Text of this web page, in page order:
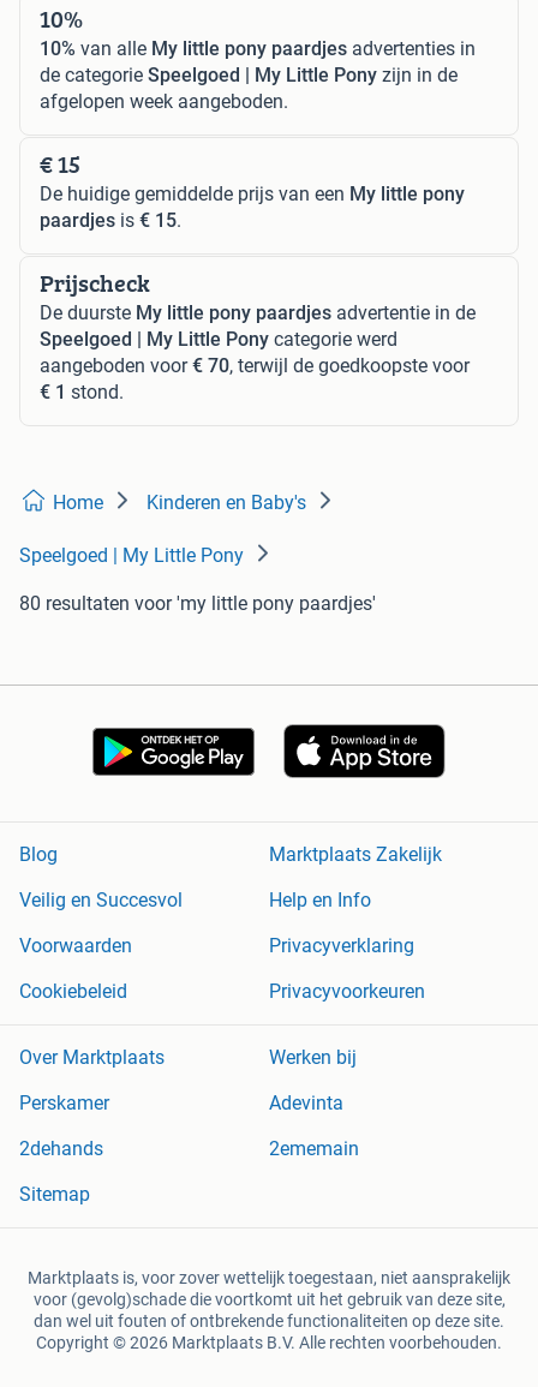
10%
10% van alle My little pony paardjes advertenties in
de categorie Speelgoed | My Little Pony zijn in de
afgelopen week aangeboden.
€ 15
De huidige gemiddelde prijs van een My little pony
paardjes is € 15.
Prijscheck
De duurste My little pony paardjes advertentie in de
Speelgoed | My Little Pony categorie werd
aangeboden voor€ 70, terwijl de goedkoopste voor
€ 1 stond.
Home Kinderen en Baby's
Speelgoed | My Little Pony
80 resultaten voor 'my little pony paardjes'
Blog
Marktplaats Zakelijk
Veilig en Succesvol
Help en Info
Voorwaarden
Privacyverklaring
Cookiebeleid
Privacyvoorkeuren
Over Marktplaats
Werken bij
Perskamer
Adevinta
2dehands
2ememain
Sitemap
Marktplaats is, voor zover wettelijk toegestaan, niet aansprakelijk
voor (gevolg)schade die voortkomt uit het gebruik van deze site,
dan wel uit fouten of ontbrekende functionaliteiten op deze site.
Copyright © 2026 Marktplaats B.V. Alle rechten voorbehouden.